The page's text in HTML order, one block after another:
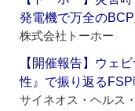
発電機で万全の
株式会社トーホー
【開催報告】ウェ
性』で振り返るFSP
サイネオス・ヘルス